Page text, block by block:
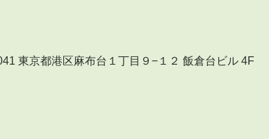
東京都港区麻布台１丁目９−１２ 飯倉台ビル 4F